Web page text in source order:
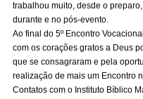
trabalhou muito, desde o
durante e no pós-evento.
Ao final do 5º Encontro
com os corações gratos a Deus
que se consagraram e pela
realização de mais um Encontro
Contatos com o Instituto Bíblico